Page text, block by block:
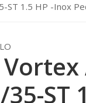
ST 1.5 HP -Inox
ST